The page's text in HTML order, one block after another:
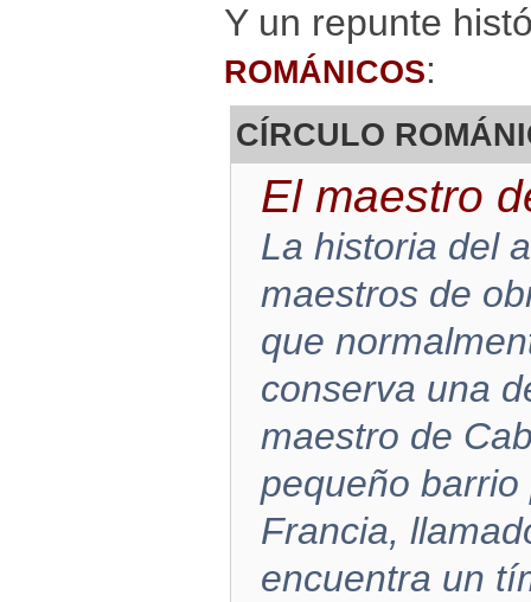
Y un repunte
ROMÁNICOS:
CÍRCULO
El maestro
La historia del
maestros de
que
conserva una
maestro de
pequeño
Francia,
encuentra un